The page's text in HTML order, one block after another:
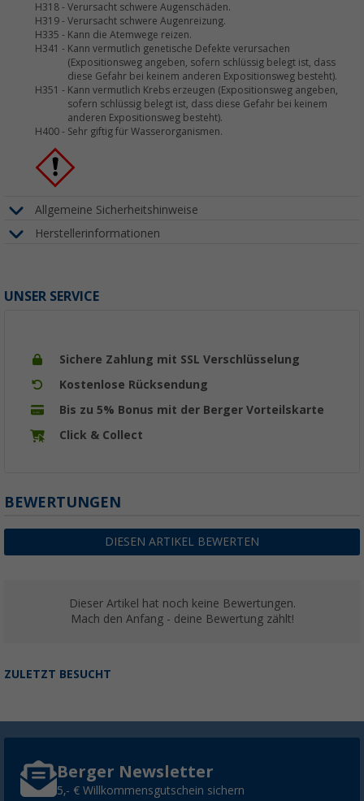
H318 - Verursacht schwere Augenschäden.
H319 - Verursacht schwere Augenreizung.
H335 - Kann die Atemwege reizen.
H341 - Kann vermutlich genetische Defekte verursachen
(Expositionsweg angeben, sofern schlüssig belegt ist, dass
diese Gefahr bei keinem anderen Expositionsweg besteht).
H351 - Kann vermutlich Krebs erzeugen (Expositionsweg angeben,
sofern schlüssig belegt ist, dass diese Gefahr bei keinem
anderen Expositionsweg besteht).
H400 - Sehr giftig für Wasserorganismen.
Allgemeine Sicherheitshinweise
Herstellerinformationen
UNSER SERVICE
Sichere Zahlung mit SSL Verschlüsselung
Kostenlose Rücksendung
Bis zu 5% Bonus mit der Berger Vorteilskarte
Click & Collect
BEWERTUNGEN
DIESEN ARTIKEL BEWERTEN
Dieser Artikel hat noch keine Bewertungen.
Mach den Anfang - deine Bewertung zählt!
ZULETZT BESUCHT
Berger Newsletter
5,- € Willkommensgutschein sichern